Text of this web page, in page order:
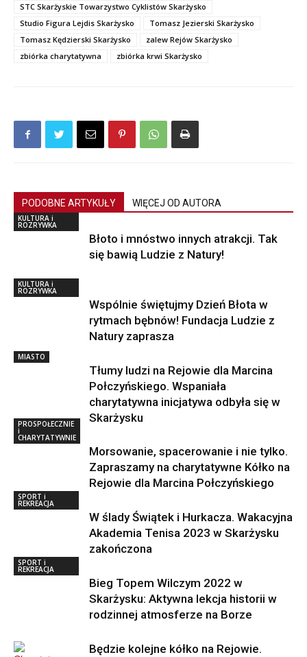
STC Skarżyskie Towarzystwo Cyklistów Skarżysko
Studio Figura Lejdis Skarżysko
Tomasz Jezierski Skarżysko
Tomasz Kędzierski Skarżysko
zalew Rejów Skarżysko
zbiórka charytatywna
zbiórka krwi Skarżysko
PODOBNE ARTYKUŁY WIĘCEJ OD AUTORA
KULTURA i
ROZRYWKA
Błoto i mnóstwo innych atrakcji. Tak
się bawią Ludzie z Natury!
KULTURA i
ROZRYWKA
Wspólnie świętujmy Dzień Błota w
rytmach bębnów! Fundacja Ludzie z
Natury zaprasza
MIASTO
Tłumy ludzi na Rejowie dla Marcina
Połczyńskiego. Wspaniała
charytatywna inicjatywa odbyła się w
Skarżysku
PROSPOŁECZNIE
i
CHARYTATYWNIE
Morsowanie, spacerowanie i nie tylko.
Zapraszamy na charytatywne Kółko na
Rejowie dla Marcina Połczyńskiego
SPORT i
REKREACJA
W ślady Świątek i Hurkacza. Wakacyjna
Akademia Tenisa 2023 w Skarżysku
zakończona
SPORT i
REKREACJA
Bieg Topem Wilczym 2022 w
Skarżysku: Aktywna lekcja historii w
rodzinnej atmosferze na Borze
Będzie kolejne kółko na Rejowie.